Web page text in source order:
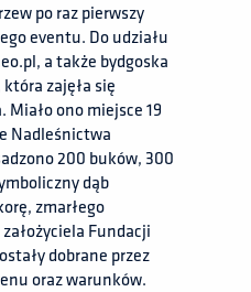
po raz pierwszy
eventu. Do udziału
a także bydgoska
zajęła się
ono miejsce 19
Nadleśnictwa
200 buków, 300
dąb
zmarłego
Fundacji
dobrane przez
oraz warunków.